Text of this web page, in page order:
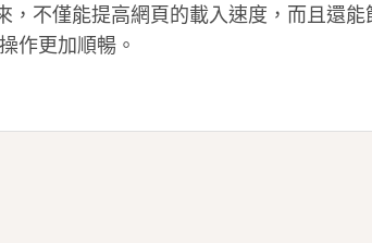
，不僅能提高網頁的載入速度，而且還
作更加順暢。